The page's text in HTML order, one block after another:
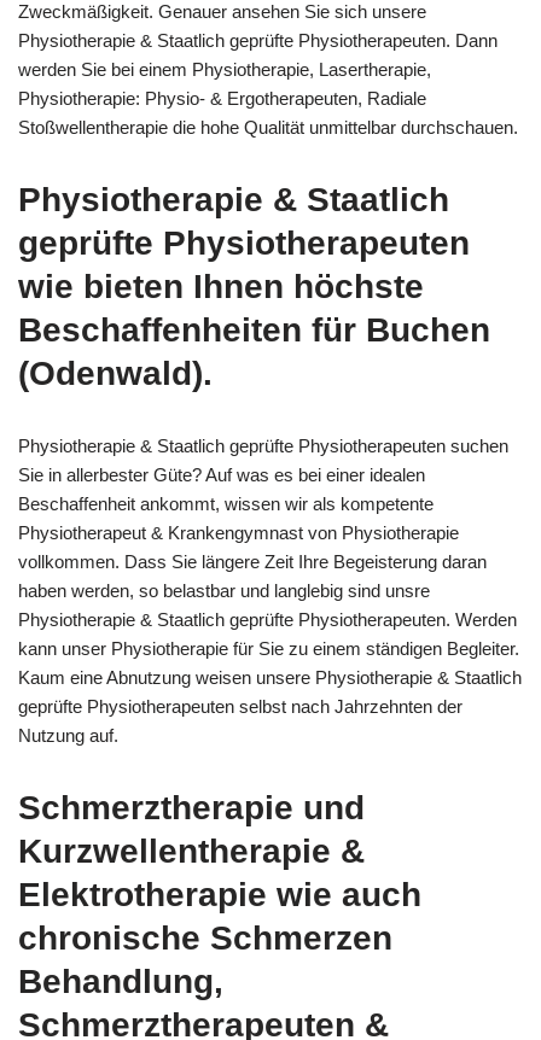
Zweckmäßigkeit. Genauer ansehen Sie sich unsere
Physiotherapie & Staatlich geprüfte Physiotherapeuten. Dann
werden Sie bei einem Physiotherapie, Lasertherapie,
Physiotherapie: Physio- & Ergotherapeuten, Radiale
Stoßwellentherapie die hohe Qualität unmittelbar durchschauen.
Physiotherapie & Staatlich
geprüfte Physiotherapeuten
wie bieten Ihnen höchste
Beschaffenheiten für Buchen
(Odenwald).
Physiotherapie & Staatlich geprüfte Physiotherapeuten suchen
Sie in allerbester Güte? Auf was es bei einer idealen
Beschaffenheit ankommt, wissen wir als kompetente
Physiotherapeut & Krankengymnast von Physiotherapie
vollkommen. Dass Sie längere Zeit Ihre Begeisterung daran
haben werden, so belastbar und langlebig sind unsre
Physiotherapie & Staatlich geprüfte Physiotherapeuten. Werden
kann unser Physiotherapie für Sie zu einem ständigen Begleiter.
Kaum eine Abnutzung weisen unsere Physiotherapie & Staatlich
geprüfte Physiotherapeuten selbst nach Jahrzehnten der
Nutzung auf.
Schmerztherapie und
Kurzwellentherapie &
Elektrotherapie wie auch
chronische Schmerzen
Behandlung,
Schmerztherapeuten &